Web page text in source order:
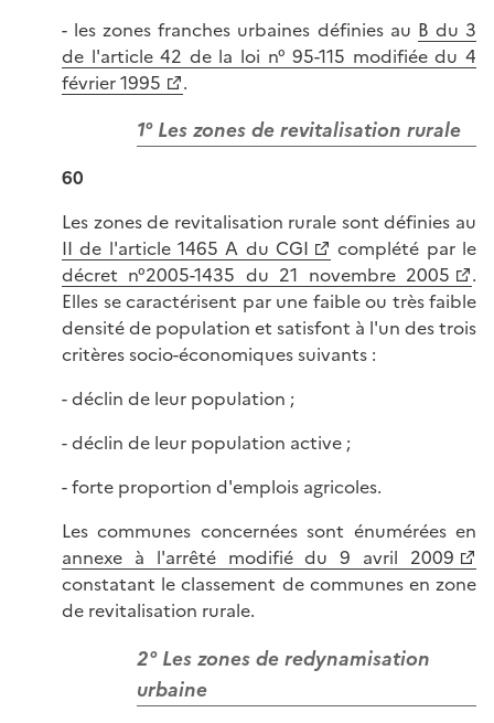
- les zones franches urbaines définies au B du 3
de l'article 42 de la loi n° 95-115 modifiée du 4
février 1995
.
1° Les zones de revitalisation rurale
60
Les zones de revitalisation rurale sont définies au
II de l'article 1465 A du CGI
complété par le
décret n°2005-1435 du 21 novembre 2005
.
Elles se caractérisent par une faible ou très faible
densité de population et satisfont à l'un des trois
critères socio-économiques suivants :
- déclin de leur population ;
- déclin de leur population active ;
- forte proportion d'emplois agricoles.
Les communes concernées sont énumérées en
annexe à l'arrêté modifié du 9 avril 2009
constatant le classement de communes en zone
de revitalisation rurale.
2° Les zones de redynamisation
urbaine